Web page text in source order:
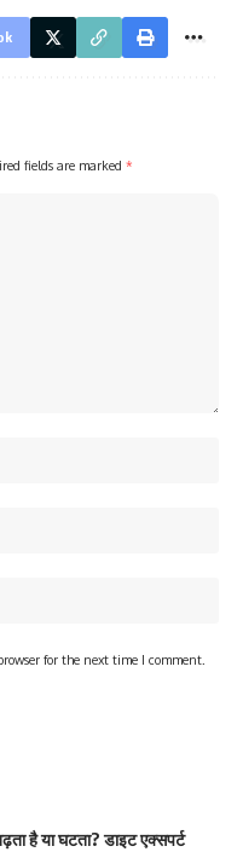
fields are marked *
for the next time I comment.
है या घटता? डाइट एक्सपर्ट